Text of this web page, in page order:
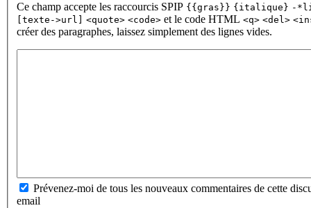
Ce champ accepte les raccourcis SPIP {{gras}} {italique} -
[texte->url]
<quote> <code> et le code HTML <q> <del>
créer des paragraphes, laissez simplement des lignes vides.
Prévenez-moi de tous les nouveaux commentaires de cette
email